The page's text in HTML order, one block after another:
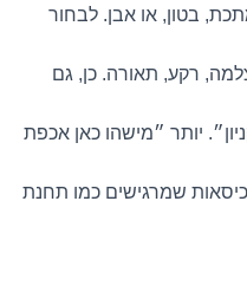
בטון, או אבן. לבחור
רקע, תאורה. כן, גם
יותר ״מישהו כאן אכפת
שמרגישים כמו תחנת